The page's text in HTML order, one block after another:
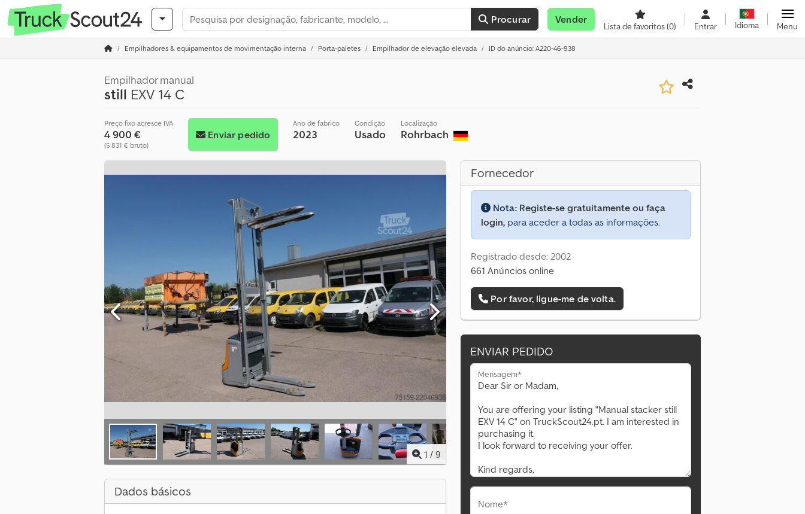
Procurar Vender
Lista de favoritos(0) Entrar Idioma Menu
Empilhadores & equipamentos de movimentação interna Porta-paletes Empilhador de elevação elevada ID do anúncio: A220-46-938
Empilhador manual
still EXV 14 C
Preço fixo acresce IVA
4 900 €
(5 831 € bruto)
Enviar pedido
Ano de fabrico
2023
Condição
Usado
Localização
Rohrbach
1 / 9
Dados básicos
Fornecedor
Nota: Registe-se gratuitamente ou faça
login, para aceder a todas as informações.
Registrado desde: 2002
661 Anúncios online
Por favor, ligue-me de volta.
ENVIAR PEDIDO
Mensagem*
Nome*